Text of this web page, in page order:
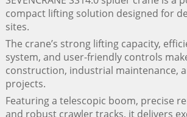
compact lifting solution designed for
sites.
The crane’s strong lifting capacity,
system, and user-friendly controls
construction, industrial maintenance,
projects.
Featuring a telescopic boom, precise
and robust crawler tracks, it delivers